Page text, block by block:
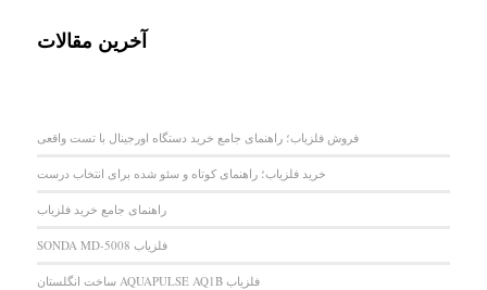
آخرین مقالات
فروش فلزیاب؛ راهنمای جامع خرید دستگاه اورجینال با تست واقعی
خرید فلزیاب؛ راهنمای کوتاه و سئو شده برای انتخاب درست
راهنمای جامع خرید فلزیاب
فلزیاب SONDA MD-5008
فلزیاب AQUAPULSE AQ1B ساخت انگلستان